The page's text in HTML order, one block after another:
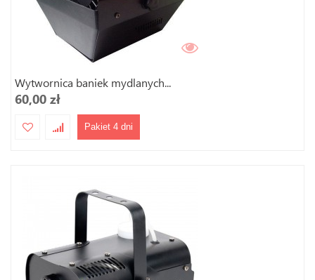
Wytwornica baniek mydlanych...
60,00 zł
Pakiet 4 dni